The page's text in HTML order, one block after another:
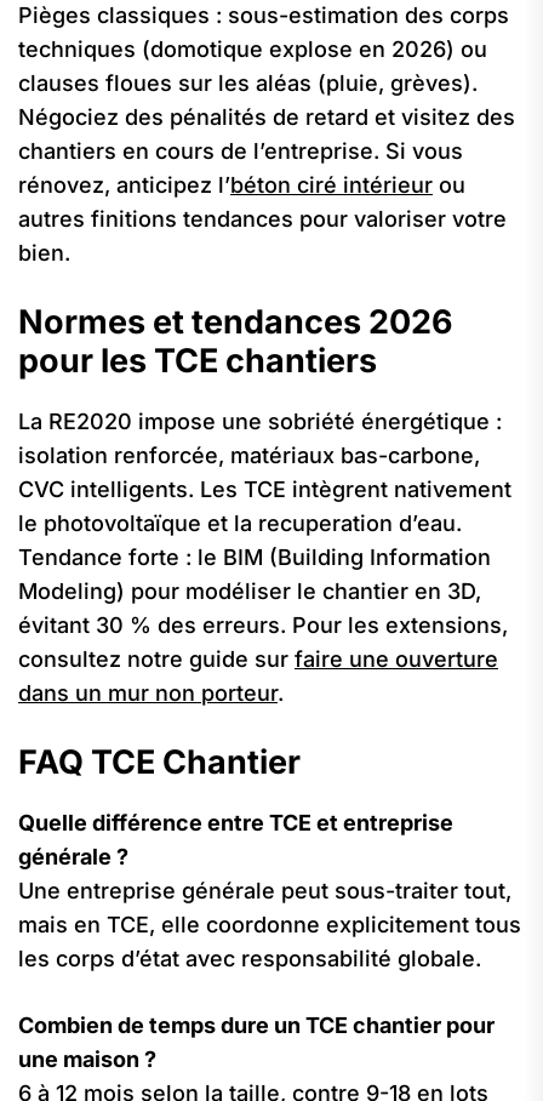
Pièges classiques : sous-estimation des corps
techniques (domotique explose en 2026) ou
clauses floues sur les aléas (pluie, grèves).
Négociez des pénalités de retard et visitez des
chantiers en cours de l’entreprise. Si vous
rénovez, anticipez l’béton ciré intérieur ou
autres finitions tendances pour valoriser votre
bien.
Normes et tendances 2026
pour les TCE chantiers
La RE2020 impose une sobriété énergétique :
isolation renforcée, matériaux bas-carbone,
CVC intelligents. Les TCE intègrent nativement
le photovoltaïque et la recuperation d’eau.
Tendance forte : le BIM (Building Information
Modeling) pour modéliser le chantier en 3D,
évitant 30 % des erreurs. Pour les extensions,
consultez notre guide sur faire une ouverture
dans un mur non porteur.
FAQ TCE Chantier
Quelle différence entre TCE et entreprise
générale ?
Une entreprise générale peut sous-traiter tout,
mais en TCE, elle coordonne explicitement tous
les corps d’état avec responsabilité globale.
Combien de temps dure un TCE chantier pour
une maison ?
6 à 12 mois selon la taille, contre 9-18 en lots